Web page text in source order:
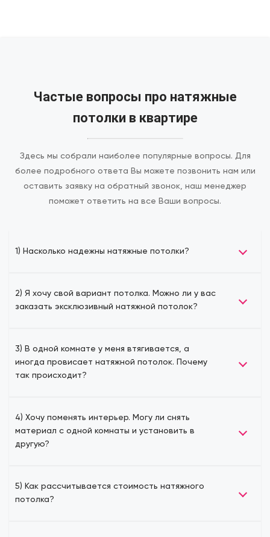
Частые вопросы про натяжные
потолки в квартире
Здесь мы собрали наиболее популярные вопросы. Для
более подробного ответа Вы можете позвонить нам или
оставить заявку на обратный звонок, наш менеджер
поможет ответить на все Ваши вопросы.
1) Насколько надежны натяжные потолки?
2) Я хочу свой вариант потолка. Можно ли у вас
заказать эксклюзивный натяжной потолок?
3) В одной комнате у меня втягивается, а
иногда провисает натяжной потолок. Почему
так происходит?
4) Хочу поменять интерьер. Могу ли снять
материал с одной комнаты и установить в
другую?
5) Как рассчитывается стоимость натяжного
потолка?